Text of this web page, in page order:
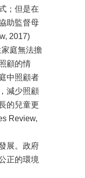
；但是在
助監督母
2017)
庭無法擔
顧的情
中照顧者
減少照顧
的兒童更
Review,
展。政府
正的環境